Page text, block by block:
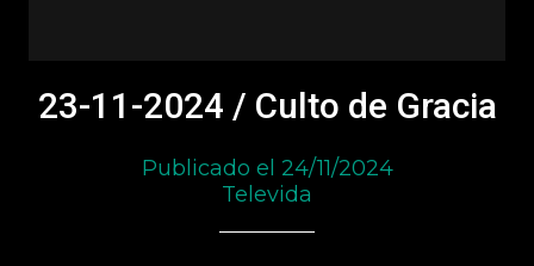
23-11-2024 / Culto de Gracia
Publicado el 24/11/2024
Televida